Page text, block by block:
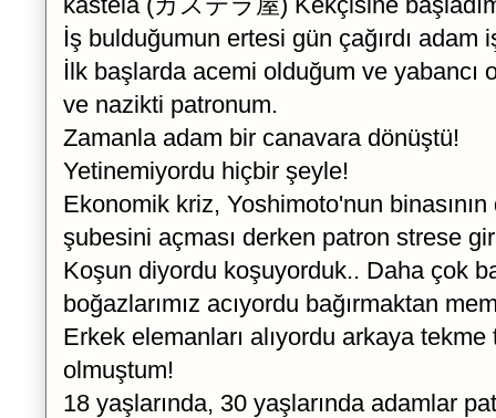
İş bulduğumun ertesi gün çağırdı adam
İlk başlarda acemi olduğum ve yabancı
ve nazikti patronum.
Zamanla adam bir canavara dönüştü!
Yetinemiyordu hiçbir şeyle!
Ekonomik kriz, Yoshimoto'nun
şubesini açması derken patron strese
Koşun diyordu koşuyorduk.. Daha çok
boğazlarımız acıyordu bağırmaktan
Erkek elemanları alıyordu arkaya
olmuştum!
18 yaşlarında, 30 yaşlarında adamlar